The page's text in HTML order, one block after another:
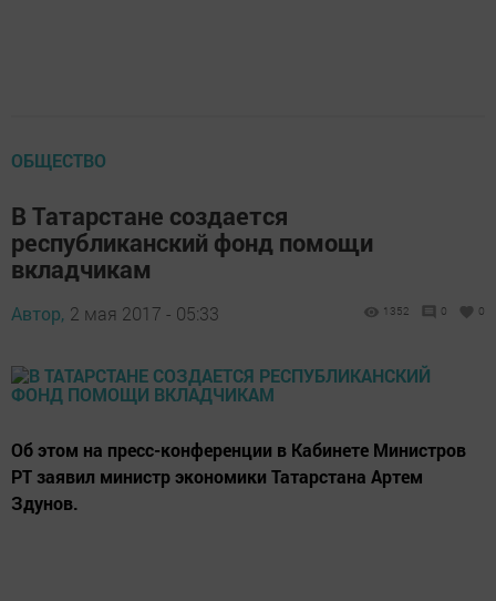
ОБЩЕСТВО
В Татарстане создается
республиканский фонд помощи
вкладчикам
Автор, 2 мая 2017 - 05:33 1352 0 0
Об этом на пресс-конференции в Кабинете Министров
РТ заявил министр экономики Татарстана Артем
Здунов.